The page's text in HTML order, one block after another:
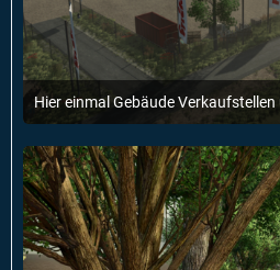
7. Februar 2025 um 12:51
1